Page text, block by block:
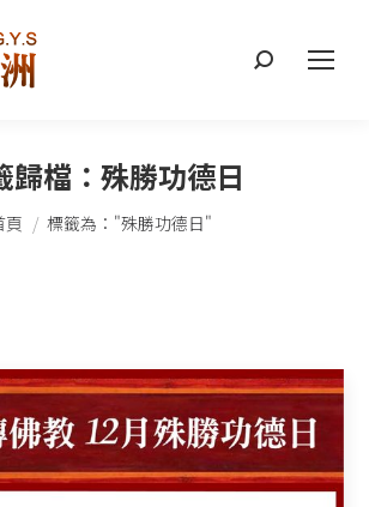
搜
歸檔： 殊勝功德日
在這裡：
頁 標籤為："殊勝功德日"